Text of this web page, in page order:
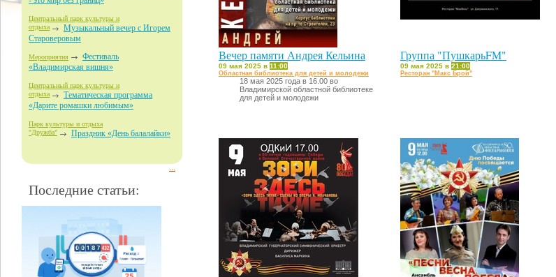
Центральный парк культуры и
отдыха
Музыкальный вечер с Игорем
Староверовым
Мероприятия
Фестиваль
«Владимирская вишня»
Центральный парк культуры и
отдыха
Тематическая программа
«Дарите ромашки любимым»
Парк культуры и отдыха
"Дружба" Праздник «День балалайки»
Последние статьи:
Вечер памяти Андрея Кельина
09 мая 2025 в 11:00
Областная библиотека для детей и молодежи
18 мая 2025 года в 16.00 во
Владимирской областной библиотеке
для детей и молодежи
Группа "ПушкарьFM"
09 мая 2025 в 21:00
Ресторан "Макс Брой"